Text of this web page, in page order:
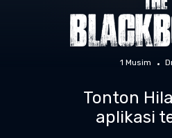
1 Musim
Tonton
aplikasi